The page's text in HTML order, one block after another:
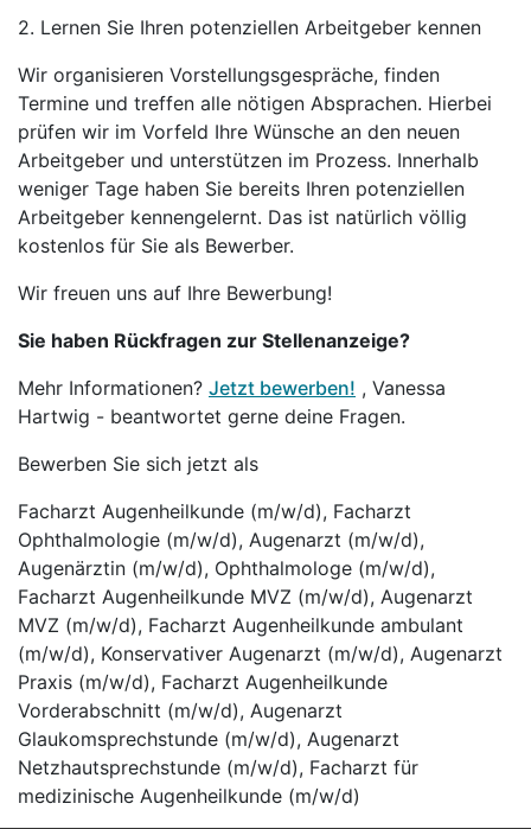
2. Lernen Sie Ihren potenziellen Arbeitgeber kennen
Wir organisieren Vorstellungsgespräche, finden
Termine und treffen alle nötigen Absprachen. Hierbei
prüfen wir im Vorfeld Ihre Wünsche an den neuen
Arbeitgeber und unterstützen im Prozess. Innerhalb
weniger Tage haben Sie bereits Ihren potenziellen
Arbeitgeber kennengelernt. Das ist natürlich völlig
kostenlos für Sie als Bewerber.
Wir freuen uns auf Ihre Bewerbung!
Sie haben Rückfragen zur Stellenanzeige?
Mehr Informationen? Jetzt bewerben! , Vanessa
Hartwig - beantwortet gerne deine Fragen.
Bewerben Sie sich jetzt als
Facharzt Augenheilkunde (m/w/d), Facharzt
Ophthalmologie (m/w/d), Augenarzt (m/w/d),
Augenärztin (m/w/d), Ophthalmologe (m/w/d),
Facharzt Augenheilkunde MVZ (m/w/d), Augenarzt
MVZ (m/w/d), Facharzt Augenheilkunde ambulant
(m/w/d), Konservativer Augenarzt (m/w/d), Augenarzt
Praxis (m/w/d), Facharzt Augenheilkunde
Vorderabschnitt (m/w/d), Augenarzt
Glaukomsprechstunde (m/w/d), Augenarzt
Netzhautsprechstunde (m/w/d), Facharzt für
medizinische Augenheilkunde (m/w/d)